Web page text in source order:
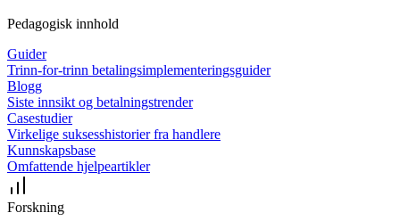
Pedagogisk innhold
Guider
Trinn-for-trinn betalingsimplementeringsguider
Blogg
Siste innsikt og betalningstrender
Casestudier
Virkelige suksesshistorier fra handlere
Kunnskapsbase
Omfattende hjelpeartikler
Forskning